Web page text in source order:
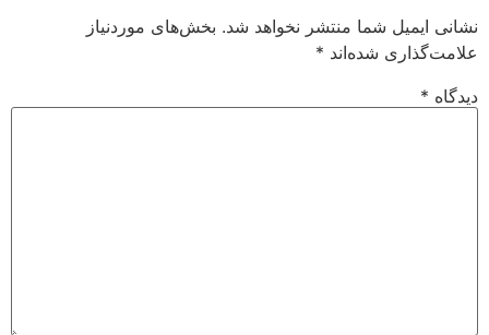
شما منتشر نخواهد شد. بخش‌های موردنیاز
شده‌اند*